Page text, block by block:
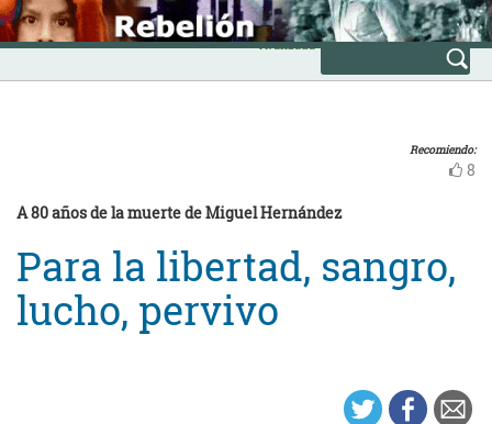
Skip
to
content
INICIO
Avanzada
Recomiendo:
8
A 80 años de la muerte de Miguel Hernández
Para la libertad, sangro,
lucho, pervivo